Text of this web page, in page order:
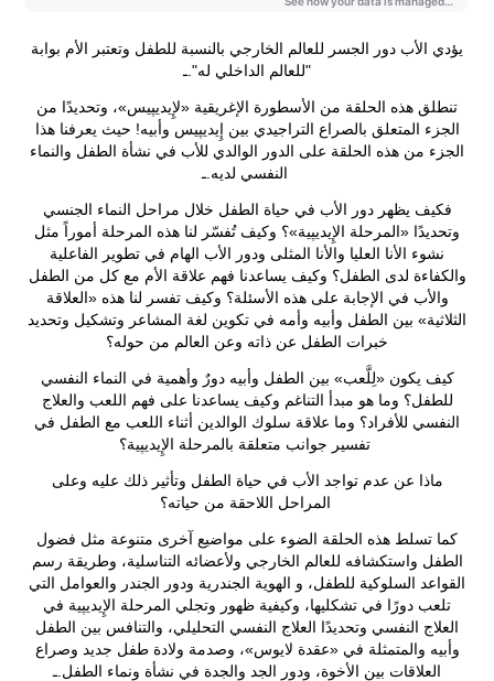
يؤدي الأب دور الجسر للعالم الخارجي بالنسبة للطفل وتعتبر الأم بوابة
للعالم الداخلي له".ـ"
تنطلق هذه الحلقة من الأسطورة الإغريقية «لإِيديپيس»، وتحديدًا من
الجزء المتعلق بالصراع التراجيدي بين إِيديپيس وأبيه! حيث يعرفنا هذا
الجزء من هذه الحلقة على الدور الوالدي للأب في نشأة الطفل والنماء
فكيف يظهر دور الأب في حياة الطفل خلال مراحل النماء الجنسي
وتحديدًا «المرحلة الإِيديپية»؟ وكيف تُفسّر لنا هذه المرحلة أموراً مثل
نشوء الأنا العليا والأنا المثلى ودور الأب الهام في تطوير الفاعلية
والكفاءة لدى الطفل؟ وكيف يساعدنا فهم علاقة الأم مع كل من الطفل
والأب في الإجابة على هذه الأسئلة؟ وكيف تفسر لنا هذه «العلاقة
الثلاثية» بين الطفل وأبيه وأمه في تكوين لغة المشاعر وتشكيل وتحديد
خبرات الطفل عن ذاته وعن العالم من حوله؟
كيف يكون «لِلَّعب» بين الطفل وأبيه دورٌ وأهمية في النماء النفسي
للطفل؟ وما هو مبدأ التناغم وكيف يساعدنا على فهم اللعب والعلاج
النفسي للأفراد؟ وما علاقة سلوك الوالدين أثناء اللعب مع الطفل في
ماذا عن عدم تواجد الأب في حياة الطفل وتأثير ذلك عليه وعلى
كما تسلط هذه الحلقة الضوء على مواضيع آخرى متنوعة مثل فضول
الطفل واستكشافه للعالم الخارجي ولأعضائه التناسلية، وطريقة رسم
القواعد السلوكية للطفل، و الهوية الجندرية ودور الجندر والعوامل التي
تلعب دورًا في تشكليها، وكيفية ظهور وتجلي المرحلة الإِيديپية في
العلاج النفسي وتحديدًا العلاج النفسي التحليلي، والتنافس بين الطفل
وأبيه والمتمثلة في «عقدة لايوس»، وصدمة ولادة طفل جديد وصراع
العلاقات بين الأخوة، ودور الجد والجدة في نشأة ونماء الطفل.ـ